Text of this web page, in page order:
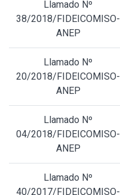
Llamado Nº
38/2018/FIDEICOMISO-
ANEP
Llamado Nº
20/2018/FIDEICOMISO-
ANEP
Llamado Nº
04/2018/FIDEICOMISO-
ANEP
Llamado Nº
40/2017/FIDEICOMISO-